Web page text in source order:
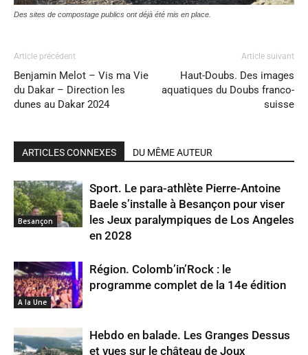
Des sites de compostage publics ont déjà été mis en place.
Article précédent
Benjamin Melot – Vis ma Vie
du Dakar – Direction les
dunes au Dakar 2024
Article suivant
Haut-Doubs. Des images
aquatiques du Doubs franco-
suisse
ARTICLES CONNEXES DU MÊME AUTEUR
Besançon
Sport. Le para-athlète Pierre-Antoine
Baele s’installe à Besançon pour viser
les Jeux paralympiques de Los Angeles
en 2028
A la Une
Région. Colomb’in’Rock : le
programme complet de la 14e édition
Hebdo en balade. Les Granges Dessus
et vues sur le château de Joux